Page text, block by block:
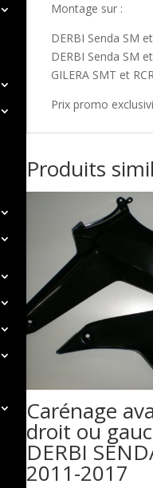
Montage sur :
DERBI Senda SM
DERBI Senda SM
GILERA SMT et
Prix promo
Produits
Carénage
droit ou
DERBI
2011-2017